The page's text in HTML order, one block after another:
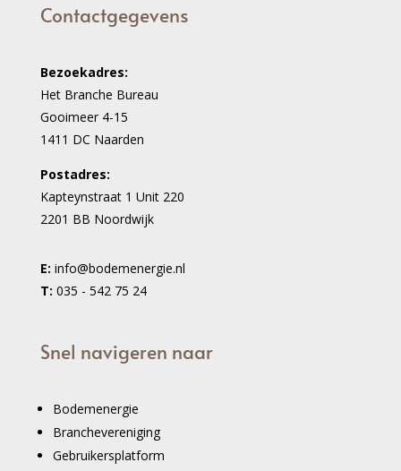
Contactgegevens
Bezoekadres:
Het Branche Bureau
Gooimeer 4-15
1411 DC Naarden
Postadres:
Kapteynstraat 1 Unit 220
2201 BB Noordwijk
E: info@bodemenergie.nl
T: 035 - 542 75 24
Snel navigeren naar
Bodemenergie
Branchevereniging
Gebruikersplatform